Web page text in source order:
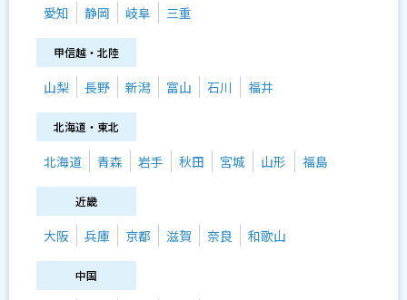
愛知 静岡 岐阜 三重
甲信越・北陸
山梨 長野 新潟 富山 石川 福井
北海道・東北
北海道 青森 岩手 秋田 宮城 山形 福島
近畿
大阪 兵庫 京都 滋賀 奈良 和歌山
中国